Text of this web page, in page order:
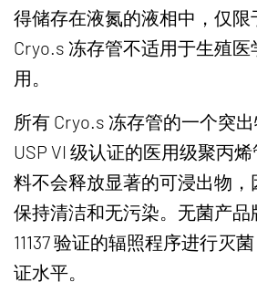
得储存在液氮的液相中，仅限
Cryo.s 冻存管不适用于生殖
用。
所有 Cryo.s 冻存管的一个突
USP VI 级认证的医用级聚丙
料不会释放显著的可浸出物，
保持清洁和无污染。无菌产品
11137 验证的辐照程序进行灭
证水平。